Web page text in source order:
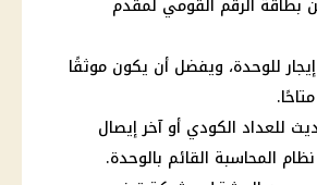
للوحدة، ويفضل أن يكون موثقًا
للعداد الكودي أو آخر إيصال
المحاسبة القائم بالوحدة.